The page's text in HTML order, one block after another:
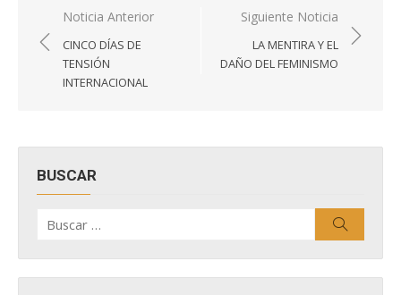
Navegación
de
entradas
Noticia Anterior
CINCO DÍAS DE
TENSIÓN
INTERNACIONAL
Siguiente Noticia
LA MENTIRA Y EL
DAÑO DEL FEMINISMO
BUSCAR
por: